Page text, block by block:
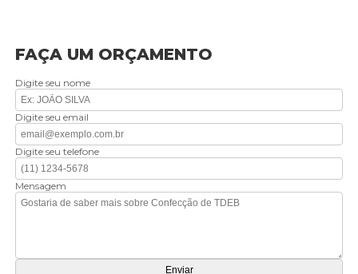
FAÇA UM ORÇAMENTO
Digite seu nome
Digite seu email
Digite seu telefone
Mensagem